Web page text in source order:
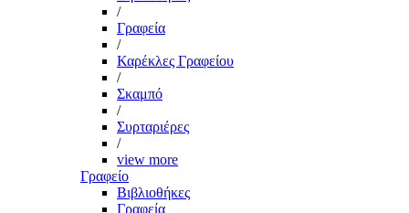
/
Γραφεία
/
Καρέκλες Γραφείου
/
Σκαμπό
/
Συρταριέρες
/
view more
Γραφείο
Βιβλιοθήκες
Γραφεία